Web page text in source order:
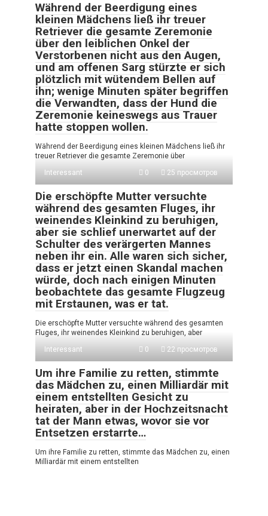
Während der Beerdigung eines
kleinen Mädchens ließ ihr treuer
Retriever die gesamte Zeremonie
über den leiblichen Onkel der
Verstorbenen nicht aus den Augen,
und am offenen Sarg stürzte er sich
plötzlich mit wütendem Bellen auf
ihn; wenige Minuten später begriffen
die Verwandten, dass der Hund die
Zeremonie keineswegs aus Trauer
hatte stoppen wollen.
Während der Beerdigung eines kleinen Mädchens ließ ihr
treuer Retriever die gesamte Zeremonie über
Interessant
0 25 просмотров
Die erschöpfte Mutter versuchte
während des gesamten Fluges, ihr
weinendes Kleinkind zu beruhigen,
aber sie schlief unerwartet auf der
Schulter des verärgerten Mannes
neben ihr ein. Alle waren sich sicher,
dass er jetzt einen Skandal machen
würde, doch nach einigen Minuten
beobachtete das gesamte Flugzeug
mit Erstaunen, was er tat.
Die erschöpfte Mutter versuchte während des gesamten
Fluges, ihr weinendes Kleinkind zu beruhigen, aber
Interessant
0 22 просмотров
Um ihre Familie zu retten, stimmte
das Mädchen zu, einen Milliardär mit
einem entstellten Gesicht zu
heiraten, aber in der Hochzeitsnacht
tat der Mann etwas, wovor sie vor
Entsetzen erstarrte…
Um ihre Familie zu retten, stimmte das Mädchen zu, einen
Milliardär mit einem entstellten